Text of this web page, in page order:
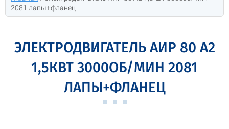
2081 лапы+фланец
ЭЛЕКТРОДВИГАТЕЛЬ АИР 80 A2
1,5КВТ 3000ОБ/МИН 2081
ЛАПЫ+ФЛАНЕЦ